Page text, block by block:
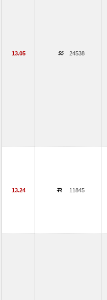
13.05 24538
13.24 11845